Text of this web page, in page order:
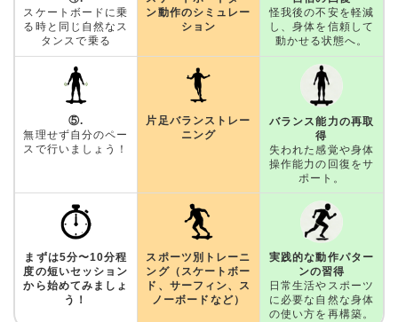
スケートボードに乗
る時と同じ自然なス
タンスで乗る
ン動作のシミュレー
ション
怪我後の不安を軽減
し、身体を信頼して
動かせる状態へ。
⑤.
無理せず自分のペー
スで行いましょう！
片足バランストレー
ニング
バランス能力の再取
得
失われた感覚や身体
操作能力の回復をサ
ポート。
まずは5分〜10分程
度の短いセッション
から始めてみましょ
う！
スポーツ別トレーニ
ング（スケートボー
ド、サーフィン、ス
ノーボードなど）
実践的な動作パター
ンの習得
日常生活やスポーツ
に必要な自然な身体
の使い方を再構築。